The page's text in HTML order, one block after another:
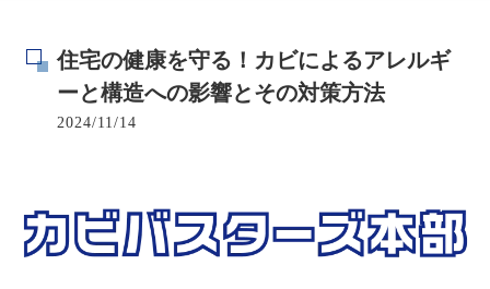
住宅の健康を守る！カビによるアレルギ
ーと構造への影響とその対策方法
2024/11/14